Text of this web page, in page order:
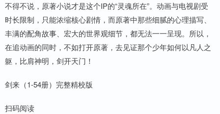
不得不说，原著小说才是这个IP的“灵魂所在”。动画与电视剧受
时长限制，只能浓缩核心剧情，而原著中那些细腻的心理描写、
丰满的配角故事、宏大的世界观细节，都无法一一呈现。所以，
在追动画的同时，不如打开原著，去见证那个少年如何以凡人之
躯，比肩神明，剑开天门！
剑来（1-54册）完整精校版
扫码阅读